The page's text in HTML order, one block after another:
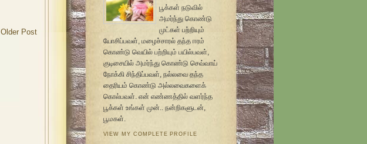
Older Post
பூக்கள் நடுவில்
அமர்ந்து கொண்டு
முட்கள் பற்றியும்
யோசிப்பவள், மழைச்சாரல் தந்த ஈரம்
கொண்டு வெயில் பற்றியும் பயில்பவள்,
குடிசையில் அமர்ந்து கொண்டு செவ்வாய்
நோக்கி சிந்திப்பவள், நல்லவை தந்த
தைரியம் கொண்டு அல்லவைகளைக்
கொல்பவள். என் எண்ணத்தில் வளர்ந்த
பூக்கள் உங்கள் முன்.. நன்றிகளுடன்,
பூமகள்.
VIEW MY COMPLETE PROFILE